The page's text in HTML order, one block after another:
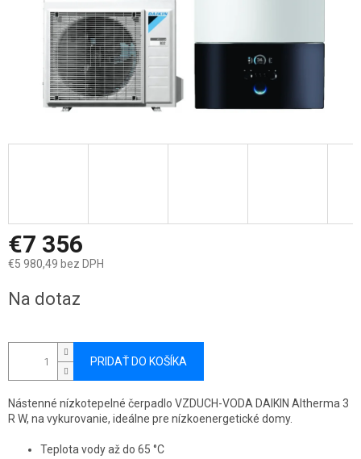
€7 356
€5 980,49 bez DPH
cena:
Na dotaz
PRIDAŤ DO KOŠÍKA
Nástenné nízkotepelné čerpadlo VZDUCH-VODA DAIKIN Altherma 3
R W, na vykurovanie, ideálne pre nízkoenergetické domy.
Teplota vody až do 65 °C